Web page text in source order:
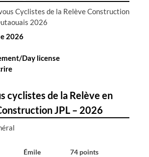
Cyclistes de la Relève Construction
2026
2026
Day license
cyclistes de la Relève en
JPL – 2026
Émile
74 points